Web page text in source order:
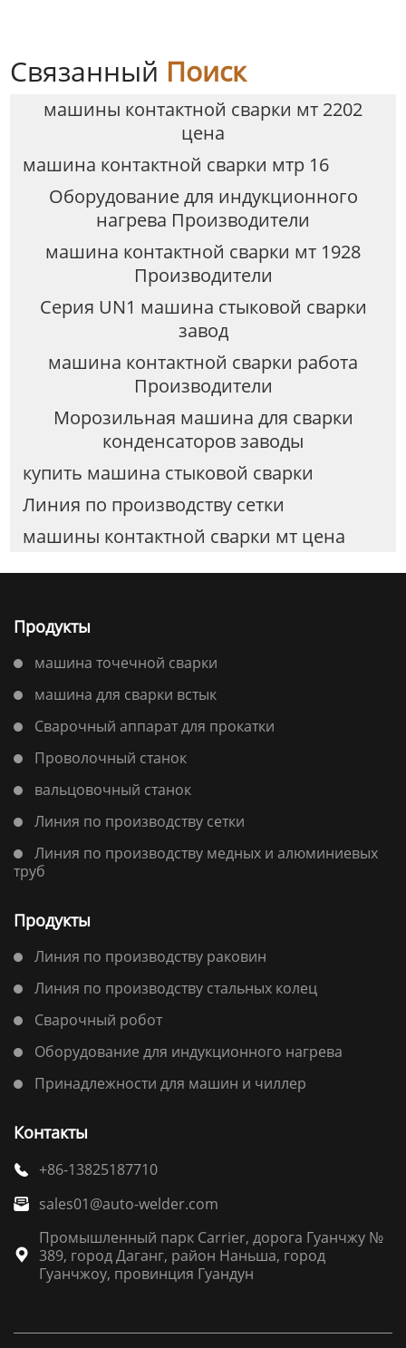
Связанный Поиск
машины контактной сварки мт 2202
цена
машина контактной сварки мтр 16
Оборудование для индукционного
нагрева Производители
машина контактной сварки мт 1928
Производители
Серия UN1 машина стыковой сварки
завод
машина контактной сварки работа
Производители
Морозильная машина для сварки
конденсаторов заводы
купить машина стыковой сварки
Линия по производству сетки
машины контактной сварки мт цена
Продукты
машина точечной сварки
машина для сварки встык
Сварочный аппарат для прокатки
Проволочный станок
вальцовочный станок
Линия по производству сетки
Линия по производству медных и алюминиевых
труб
Продукты
Линия по производству раковин
Линия по производству стальных колец
Сварочный робот
Оборудование для индукционного нагрева
Принадлежности для машин и чиллер
Контакты
 +86-13825187710
 sales01@auto-welder.com

Промышленный парк Carrier, дорога Гуанчжу №
389, город Даганг, район Наньша, город
Гуанчжоу, провинция Гуандун